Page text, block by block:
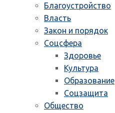
Благоустройство
Власть
Закон и порядок
Соцсфера
Здоровье
Культура
Образование
Соцзащита
Общество